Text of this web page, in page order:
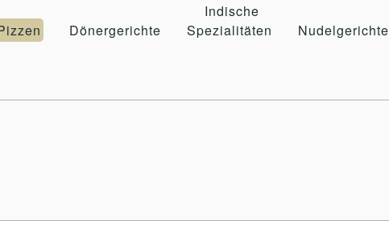
Dönergerichte
Indische
Spezialitäten
Nudelgerichte